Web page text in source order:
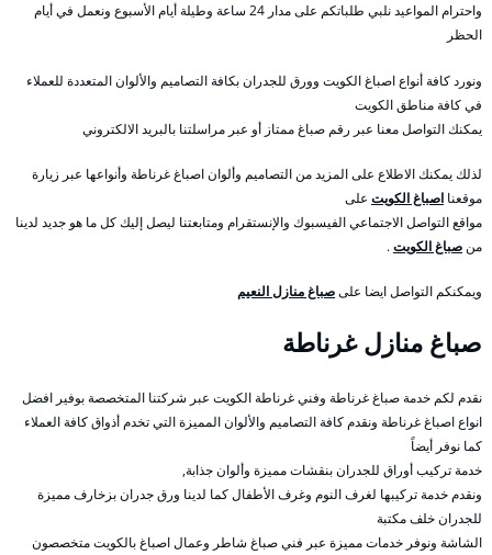
واحترام المواعيد نلبي طلباتكم على مدار 24 ساعة وطيلة أيام الأسبوع ونعمل في أيام
الحظر
ونورد كافة أنواع اصباغ الكويت وورق للجدران بكافة التصاميم والألوان المتعددة للعملاء
في كافة مناطق الكويت
يمكنك التواصل معنا عبر رقم صباغ ممتاز أو عبر مراسلتنا بالبريد الالكتروني
لذلك يمكنك الاطلاع على المزيد من التصاميم وألوان اصباغ غرناطة وأنواعها عبر زيارة
موقعنا اصباغ الكويت على
مواقع التواصل الاجتماعي الفيسبوك والإنستقرام ومتابعتنا ليصل إليك كل ما هو جديد لدينا
منصباغ الكويت.
ويمكنكم التواصل ايضا علىصباغ منازل النعيم
صباغ منازل غرناطة
نقدم لكم خدمة صباغ غرناطة وفني غرناطة الكويت عبر شركتنا المتخصصة بوفير افضل
انواع اصباغ غرناطة ونقدم كافة التصاميم والألوان المميزة التي تخدم أذواق كافة العملاء
كما نوفر أيضاً
خدمة تركيب أوراق للجدران بنقشات مميزة وألوان جذابة,
ونقدم خدمة تركيبها لغرف النوم وغرف الأطفال كما لدينا ورق جدران بزخارف مميزة
للجدران خلف مكتبة
الشاشة ونوفر خدمات مميزة عبر فني صباغ شاطر وعمال اصباغ بالكويت متخصصون